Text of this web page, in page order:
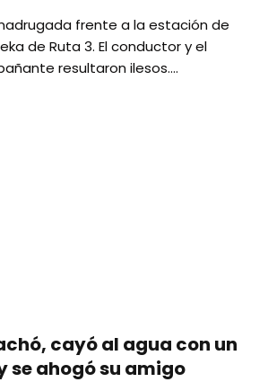
frente a la estación de
de Ruta 3. El conductor y el
resultaron ilesos.…
cayó al agua con un
se ahogó su amigo